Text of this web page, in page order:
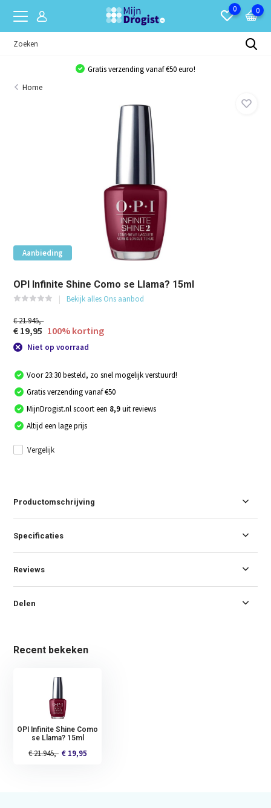
0 0
Gratis verzending vanaf €50 euro!
Home
Aanbieding
OPI Infinite Shine Como se Llama? 15ml
Bekijk alles Ons aanbod
€ 21.945,-
€ 19,95 100% korting
Niet op voorraad
Voor 23:30 besteld, zo snel mogelijk verstuurd!
Gratis verzending vanaf €50
MijnDrogist.nl scoort een 8,9uit reviews
Altijd een lage prijs
Vergelijk
Productomschrijving
Specificaties
Reviews
Delen
Recent bekeken
OPI Infinite Shine Como
se Llama? 15ml
€ 21.945,- € 19,95